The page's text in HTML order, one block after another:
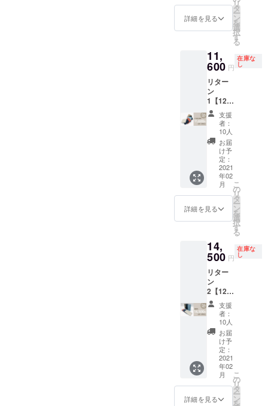
ラーを
選択し
てくだ
価：
16,500
円（税
込）→
約
8%OFF
（1,400
円引
き） ・
送料無
料（国
内の
み）
詳細を見る
リ
タ
ー
ン
を
選
択
す
る
11,
600 円
在庫な
し
リター
ン
1【12%
OFF・
送料無
料】 限
定10個
「ダ
ニー」
コンパ
クト2つ
折り財
布 ・カ
ラーを
選択し
・定
価：
13,200
円（税
込）→
約
12%OF
F（1,60
0円引
き） ・
送料無
料（国
内の
み） ・
下記を
選択し
ていた
支援
者：
10人
お届
け予
定：
2021
年02
月
詳細を見る
こ
の
リ
タ
ー
ン
を
選
択
す
る
14,
500 円
在庫な
し
リター
ン
2【12%
OFF・
送料無
料】 限
定10個
「ダ
ニー」
スマー
ト長財
ラーを
選択し
支援
者：
10人
お届
け予
定：
2021
年02
月
詳細を見る
こ
の
リ
タ
ー
ン
を